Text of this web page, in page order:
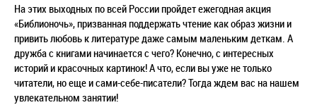
На этих выходных по всей России пройдет ежегодная акция
«Библионочь», призванная поддержать чтение как образ жизни и
привить любовь к литературе даже самым маленьким деткам. А
дружба с книгами начинается с чего? Конечно, с интересных
историй и красочных картинок! А что, если вы уже не только
читатели, но еще и сами-себе-писатели? Тогда ждем вас на нашем
увлекательном занятии!